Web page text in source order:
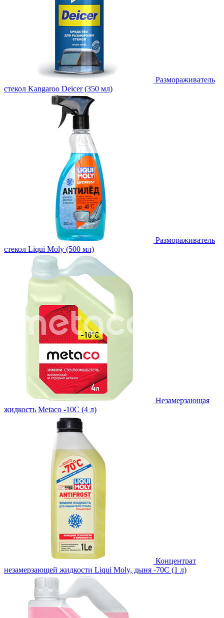
Размораживатель
стекол Kangaroo Deicer (350 мл)
Размораживатель
стекол Liqui Moly (500 мл)
Незамерзающая
жидкость Metaco -10C (4 л)
Концентрат
незамерзающей жидкости Liqui Moly, дыня -70С (1 л)